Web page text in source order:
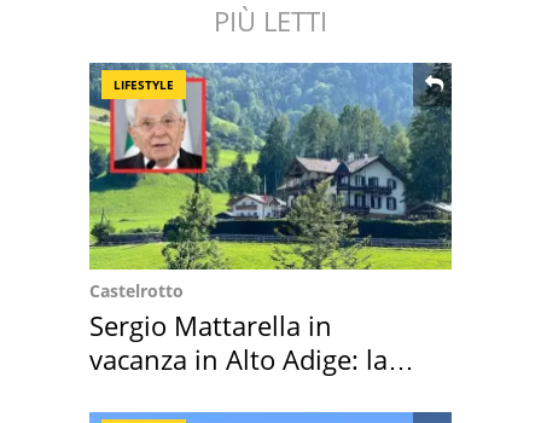
PIÙ LETTI
LIFESTYLE
Castelrotto
Sergio Mattarella in
vacanza in Alto Adige: la